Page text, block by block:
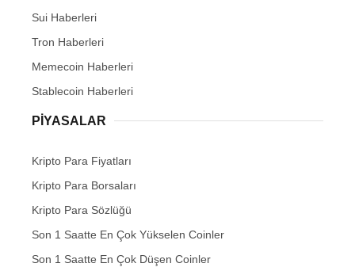
Sui Haberleri
Tron Haberleri
Memecoin Haberleri
Stablecoin Haberleri
PIYASALAR
Kripto Para Fiyatları
Kripto Para Borsaları
Kripto Para Sözlüğü
Son 1 Saatte En Çok Yükselen Coinler
Son 1 Saatte En Çok Düşen Coinler